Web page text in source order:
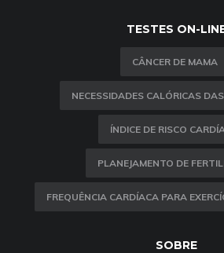
TESTES ON-
CÂNCER DE MAMA
NECESSIDADES CALÓRICAS
ÍNDICE DE RISCO
PLANEJAMENTO DE
FREQUÊNCIA CARDÍACA PARA
SOBRE